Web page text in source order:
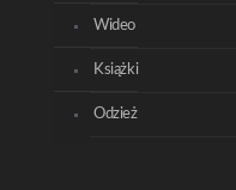
Wideo
Książki
Odzież